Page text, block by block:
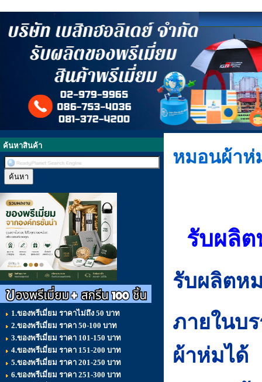
ค้นหาสินค้า
1.ของพรีเมี่ยม ราคาไม่ถึง 50 บาท
2.ของพรีเมี่ยม ราคา 50-100 บาท
3.ของพรีเมี่ยม ราคา 101-150 บาท
4.ของพรีเมี่ยม ราคา 151-200 บาท
5.ของพรีเมี่ยม ราคา 201-250 บาท
6.ของพรีเมี่ยม ราคา 251-300 บาท
หมอนผ้าห่
รับผลิ
รับผลิตห
ภายในบ
ผ้าห่มได้